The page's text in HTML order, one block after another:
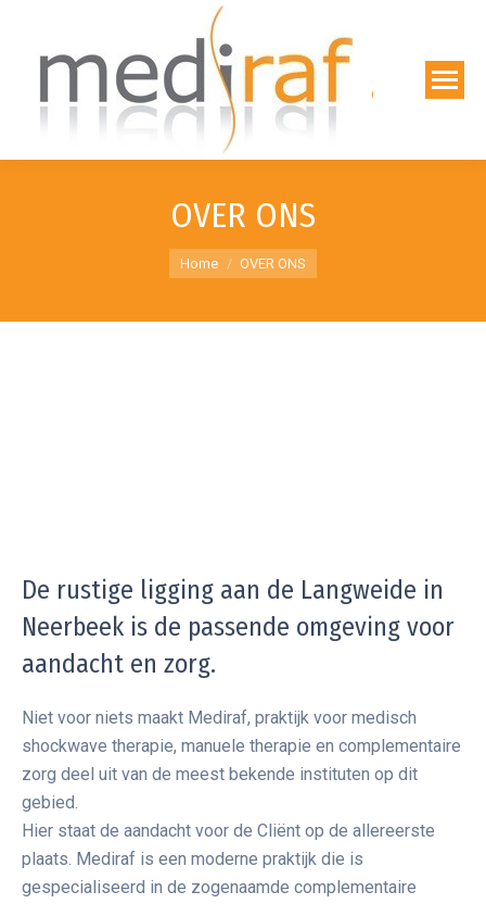
OVER ONS
You are here:
Home OVER ONS
De rustige ligging aan de Langweide in
Neerbeek is de passende omgeving voor
aandacht en zorg.
Niet voor niets maakt Mediraf, praktijk voor medisch
shockwave therapie, manuele therapie en complementaire
zorg deel uit van de meest bekende instituten op dit
gebied.
Hier staat de aandacht voor de Cliënt op de allereerste
plaats. Mediraf is een moderne praktijk die is
gespecialiseerd in de zogenaamde complementaire